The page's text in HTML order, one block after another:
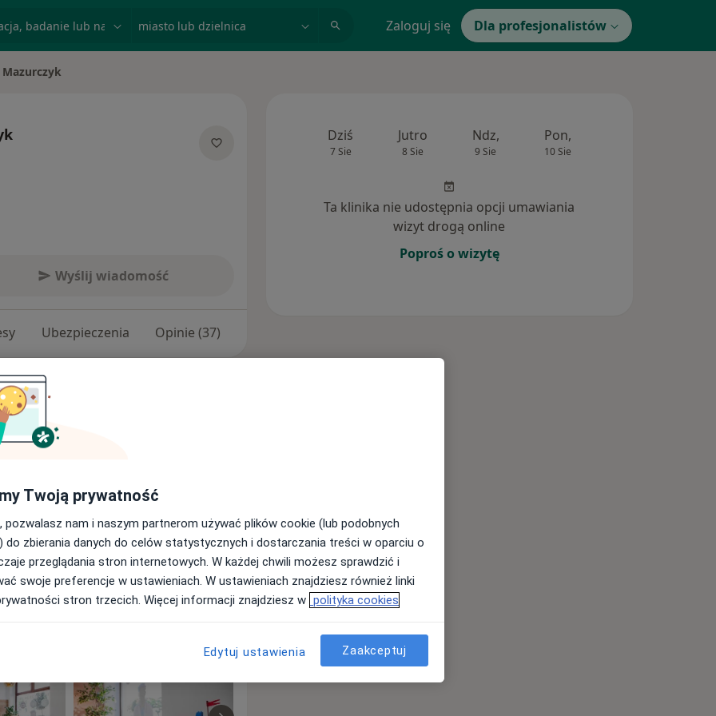
Zaloguj się Dla profesjonalistów
Wyślij wiadomość
Ubezpieczenia Opinie (37)
i regionie - w Klinice Urologii
nr 1 im. dr. A. Jurasza w
urologii.
(EAU) oraz Polskiego
w międzynarodowych
andrologii, zaburzeń
seksualnych.
Pan Doktor jest w stanie dostarczać
opartą na aktualnych
i wzajemnego szacunku w
Dziś
7 Sie
Jutro
8 Sie
Ndz,
9 Sie
Pon,
10 Sie
Ta klinika nie udostępnia opcji umawiania
wizyt drogą online
Poproś o wizytę
Twoją prywatność
pozwalasz nam i naszym partnerom używać plików cookie (lub podobnych
do zbierania danych do celów statystycznych i dostarczania treści w oparciu o
przeglądania stron internetowych. W każdej chwili możesz sprawdzić i
swoje preferencje w ustawieniach. W ustawieniach znajdziesz również linki
stron trzecich. Więcej informacji znajdziesz w polityka cookies
Edytuj ustawienia Zaakceptuj